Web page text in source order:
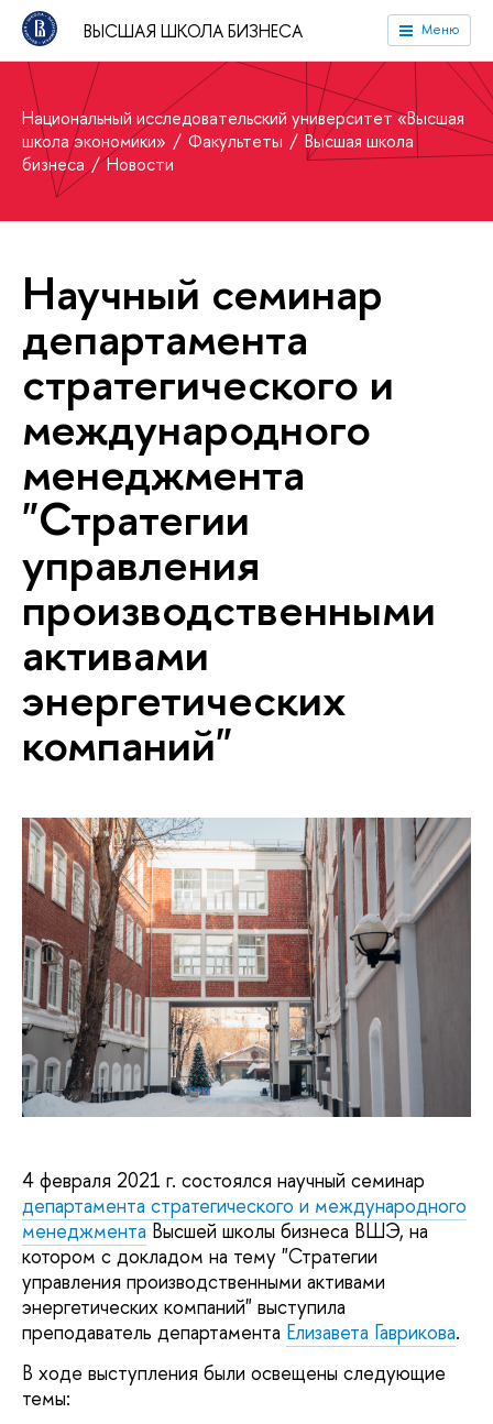
ВЫСШАЯ ШКОЛА БИЗНЕСА Меню
Национальный исследовательский университет «Высшая
школа экономики»
Факультеты
Высшая школа
бизнеса
Новости
Научный семинар
департамента
стратегического и
международного
менеджмента
"Стратегии
управления
производственными
активами
энергетических
компаний"
4 февраля 2021 г. состоялся научный семинар
департамента стратегического и международного
менеджмента Высшей школы бизнеса ВШЭ, на
котором с докладом на тему "Стратегии
управления производственными активами
энергетических компаний" выступила
преподаватель департамента Елизавета Гаврикова.
В ходе выступления были освещены следующие
темы: